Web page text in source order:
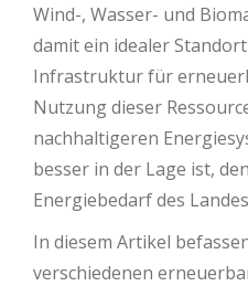
Wind-, Wasser- und
damit ein idealer
Infrastruktur für
Nutzung dieser
nachhaltigeren
besser in der Lage ist,
Energiebedarf des
In diesem Artikel
verschiedenen